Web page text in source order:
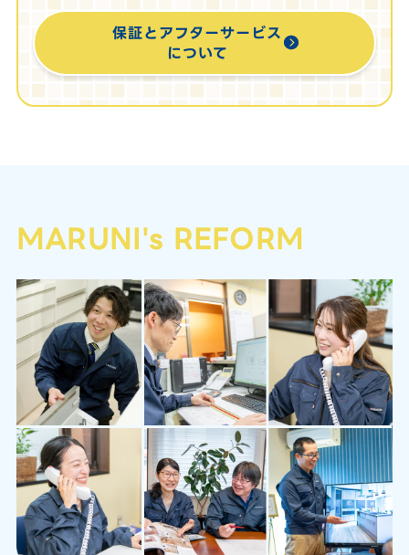
保証とアフターサービス
について
MARUNI's REFORM